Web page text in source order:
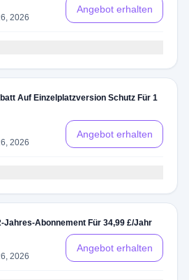
2026
Angebot erhalten
Auf Einzelplatzversion Schutz Für 1
2026
Angebot erhalten
Jahres-Abonnement Für 34,99 £/Jahr
2026
Angebot erhalten